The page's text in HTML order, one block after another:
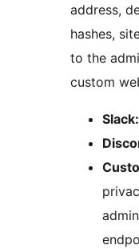
address,
hashes,
to the
custom
Slack: